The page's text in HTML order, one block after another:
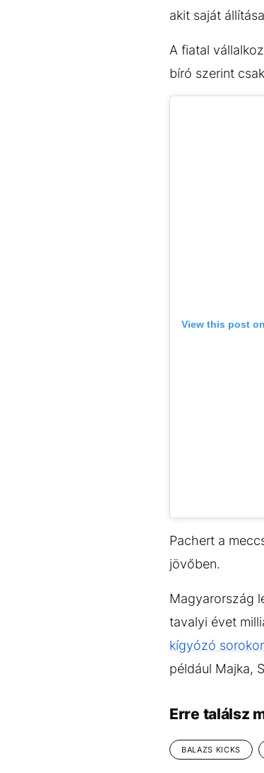
akit saját
A fiatal
bíró szerint
View this post
Pachert a
jövőben.
Magyarország
tavalyi évet
kígyózó
például Majka,
Erre találsz
BALAZS KICKS